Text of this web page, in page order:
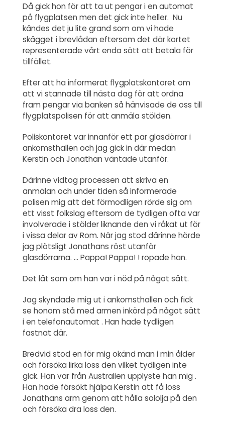
Då gick hon för att ta ut pengar i en automat
på flygplatsen men det gick inte heller. Nu
kändes det ju lite grand som om vi hade
skägget i brevlådan eftersom det där kortet
representerade vårt enda sätt att betala för
tillfället.
Efter att ha informerat flygplatskontoret om
att vi stannade till nästa dag för att ordna
fram pengar via banken så hänvisade de oss till
flygplatspolisen för att anmäla stölden.
Poliskontoret var innanför ett par glasdörrar i
ankomsthallen och jag gick in där medan
Kerstin och Jonathan väntade utanför.
Därinne vidtog processen att skriva en
anmälan och under tiden så informerade
polisen mig att det förmodligen rörde sig om
ett visst folkslag eftersom de tydligen ofta var
involverade i stölder liknande den vi råkat ut för
i vissa delar av Rom. När jag stod därinne hörde
jag plötsligt Jonathans röst utanför
glasdörrarna. … Pappa! Pappa! ! ropade han.
Det lät som om han var i nöd på något sätt.
Jag skyndade mig ut i ankomsthallen och fick
se honom stå med armen inkörd på något sätt
i en telefonautomat . Han hade tydligen
fastnat där.
Bredvid stod en för mig okänd man i min ålder
och försöka lirka loss den vilket tydligen inte
gick. Han var från Australien upplyste han mig .
Han hade försökt hjälpa Kerstin att få loss
Jonathans arm genom att hålla sololja på den
och försöka dra loss den.